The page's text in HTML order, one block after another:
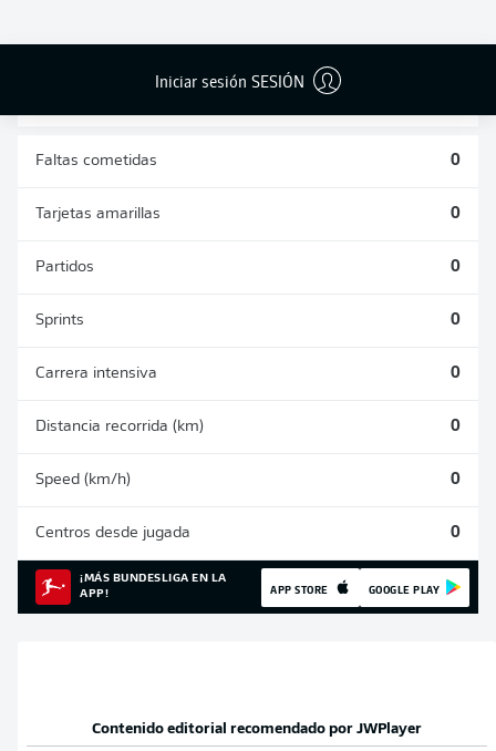
Iniciar sesión SESIÓN
DIVIDIDOS
0
AÉREOS
0
Faltas cometidas 0
Tarjetas amarillas 0
Partidos 0
Sprints 0
Carrera intensiva 0
Distancia recorrida (km) 0
Speed (km/h) 0
Centros desde jugada 0
¡MÁS BUNDESLIGA EN LA
APP!
APP STORE GOOGLE PLAY
Contenido editorial recomendado por JWPlayer